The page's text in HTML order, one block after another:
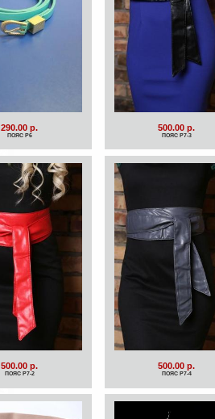
290.00 р.
ПОЯС Р6
500.00 р.
ПОЯС Р7-3
500.00 р.
ПОЯС Р7-2
500.00 р.
ПОЯС Р7-4